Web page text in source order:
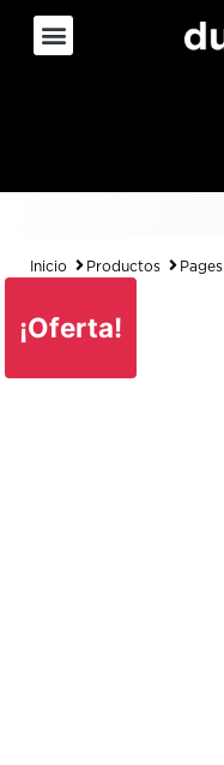
Inicio Productos Pages
¡Oferta!